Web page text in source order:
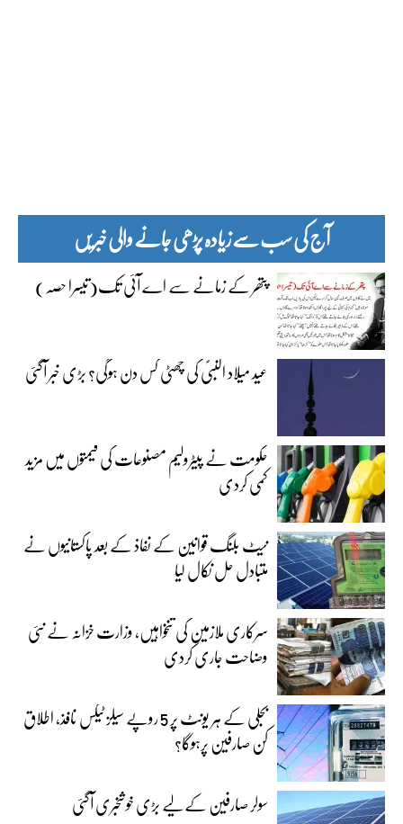
آج کی سب سے زیادہ پڑھی جانے والی خبریں
پتھر کے زمانے سے اے آئی تک(تیسرا حصہ)
عید میلاد النبیؐ کی چھٹی کس دن ہوگی؟ بڑی خبر آگئی
حکومت نے پیٹرولیم مصنوعات کی قیمتوں میں مزید
کمی کردی
نیٹ بلنگ قوانین کے نفاذ کے بعد پاکستانیوں نے
متبادل حل نکال لیا
سرکاری ملازمین کی تنخواہیں، وزارت خزانہ نے نئی
وضاحت جاری کردی
بجلی کے ہر یونٹ پر 5 روپے سیلز ٹیکس نافذ، اطلاق
کن صارفین پرہوگا؟
سولر صارفین کے لیے بڑی خوشخبری آگئی